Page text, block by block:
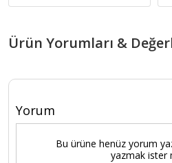
Ürün Yorumları &
Yorum
Bu ürüne henüz yorum
yazmak ister